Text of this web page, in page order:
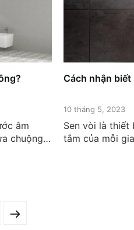
âm
chuộng
Cách nhận
10 tháng 5, 2023
Sen vòi là thiết
tắm của mỗi